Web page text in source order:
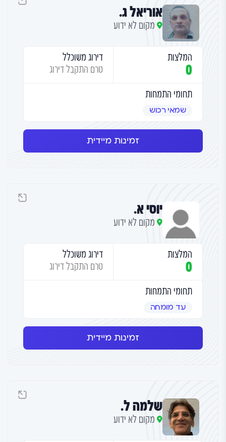
אוריאל ג.
מקום לא ידוע
המלצות
0
דירוג משוכלל
טרם התקבל דירוג
תחומי התמחות
שמאי רכוש
זמינות מיידית
יוסי א.
מקום לא ידוע
המלצות
0
דירוג משוכלל
טרם התקבל דירוג
תחומי התמחות
עד מומחה
זמינות מיידית
שלמה ל.
מקום לא ידוע